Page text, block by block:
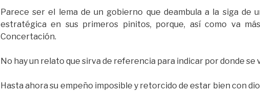
Parece ser el lema de un gobierno que deambula a la siga de
estratégica en sus primeros pinitos, porque, así como va
Concertación.
No hay un relato que sirva de referencia para indicar por donde se
Hasta ahora su empeño imposible y retorcido de estar bien con